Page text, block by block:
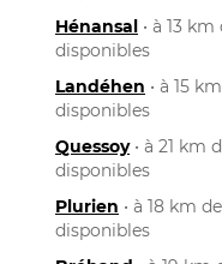
Hénansal • à 13
disponibles
Landéhen • à 15
disponibles
Quessoy• à 21 km
disponibles
Plurien • à 18 km
disponibles